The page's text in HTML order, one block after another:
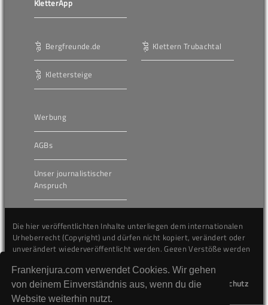
Frankenjura.com verwendet Cookies. Wir gehen
von deinem Einverständnis aus, wenn du die
Website weiterhin nutzt.
KletterApp
Bergfreunde.de
Klettersteige
Klettern Trubachtal
Werbung
AGBs
Unser journalistischer
Anspruch
Die hier veröffentlichten Inhalte unterliegen dem internationalen
Urheberrecht (Copyright) und dürfen nicht kopiert, verändert oder
unverändert wiederveröffentlicht werden. Gegen Verstöße werden
Kontakt
Impressum Datenschutz